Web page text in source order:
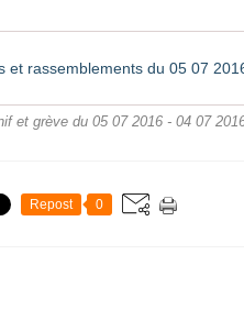
et grève du 05 07 2016 - 04 07
Repost 0